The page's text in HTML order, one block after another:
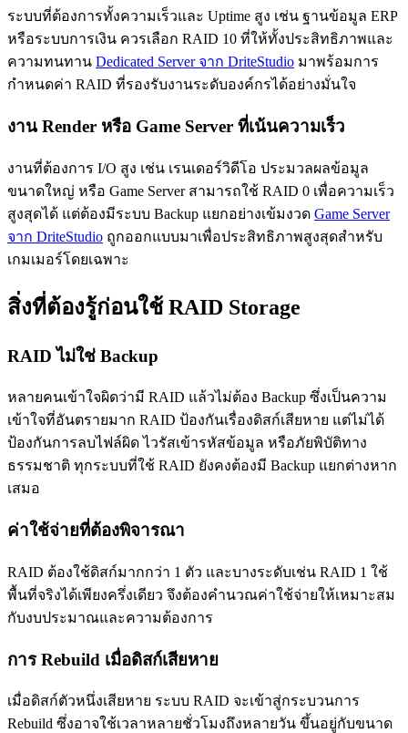
ระบบที่ต้องการทั้งความเร็วและ Uptime สูง เช่น ฐานข้อมูล ERP
หรือระบบการเงิน ควรเลือก RAID 10 ที่ให้ทั้งประสิทธิภาพและ
ความทนทาน Dedicated Server จาก DriteStudio มาพร้อมการ
กำหนดค่า RAID ที่รองรับงานระดับองค์กรได้อย่างมั่นใจ
งาน Render หรือ Game Server ที่เน้นความเร็ว
งานที่ต้องการ I/O สูง เช่น เรนเดอร์วิดีโอ ประมวลผลข้อมูล
ขนาดใหญ่ หรือ Game Server สามารถใช้ RAID 0 เพื่อความเร็ว
สูงสุดได้ แต่ต้องมีระบบ Backup แยกอย่างเข้มงวด Game Server
จาก DriteStudio ถูกออกแบบมาเพื่อประสิทธิภาพสูงสุดสำหรับ
เกมเมอร์โดยเฉพาะ
สิ่งที่ต้องรู้ก่อนใช้ RAID Storage
RAID ไม่ใช่ Backup
หลายคนเข้าใจผิดว่ามี RAID แล้วไม่ต้อง Backup ซึ่งเป็นความ
เข้าใจที่อันตรายมาก RAID ป้องกันเรื่องดิสก์เสียหาย แต่ไม่ได้
ป้องกันการลบไฟล์ผิด ไวรัสเข้ารหัสข้อมูล หรือภัยพิบัติทาง
ธรรมชาติ ทุกระบบที่ใช้ RAID ยังคงต้องมี Backup แยกต่างหาก
เสมอ
ค่าใช้จ่ายที่ต้องพิจารณา
RAID ต้องใช้ดิสก์มากกว่า 1 ตัว และบางระดับเช่น RAID 1 ใช้
พื้นที่จริงได้เพียงครึ่งเดียว จึงต้องคำนวณค่าใช้จ่ายให้เหมาะสม
กับงบประมาณและความต้องการ
การ Rebuild เมื่อดิสก์เสียหาย
เมื่อดิสก์ตัวหนึ่งเสียหาย ระบบ RAID จะเข้าสู่กระบวนการ
Rebuild ซึ่งอาจใช้เวลาหลายชั่วโมงถึงหลายวัน ขึ้นอยู่กับขนาด